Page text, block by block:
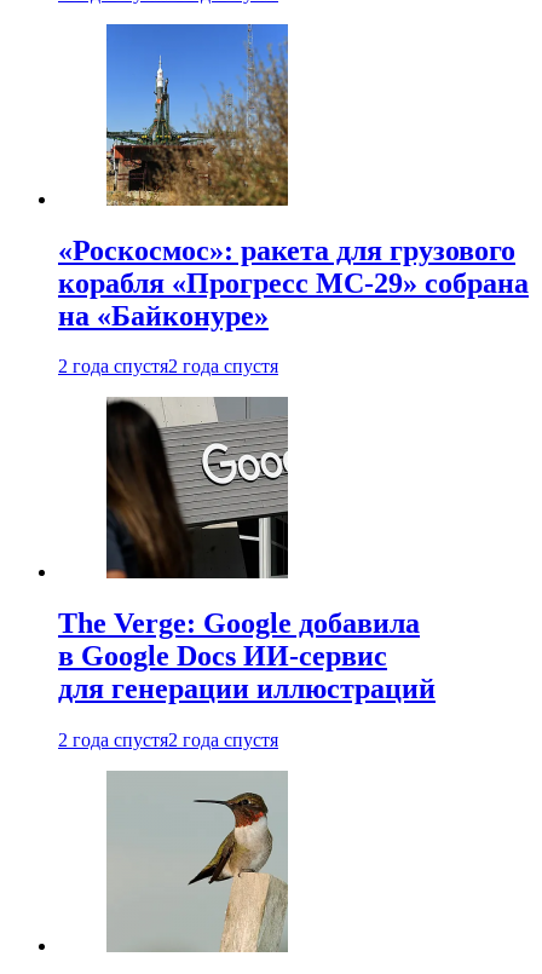
«Роскосмос»: ракета для грузового
корабля «Прогресс МС-29» собрана
на «Байконуре»
2 года спустя2 года спустя
The Verge: Google добавила
в Google Docs ИИ-сервис
для генерации иллюстраций
2 года спустя2 года спустя